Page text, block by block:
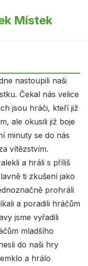
Místek
nastoupili naši
Čekal nás velice
jsou hráči, kteří již
ale okusili již boje
minuty se do nás
vítězstvím.
a hráli s příliš
ti zkušení jako
prohráli
a poradili hráčům
jsme vyřadili
mladšího
do naši hry
a hrálo